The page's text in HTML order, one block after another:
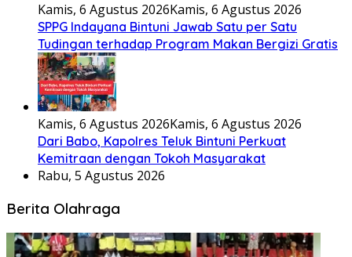
Kamis, 6 Agustus 2026Kamis, 6 Agustus 2026
SPPG Indayana Bintuni Jawab Satu per Satu
Tudingan terhadap Program Makan Bergizi Gratis
Kamis, 6 Agustus 2026Kamis, 6 Agustus 2026
Dari Babo, Kapolres Teluk Bintuni Perkuat
Kemitraan dengan Tokoh Masyarakat
Rabu, 5 Agustus 2026
Berita Olahraga